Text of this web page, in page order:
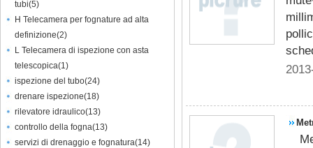
tubi(5)
H Telecamera per fognature ad alta
definizione(2)
L Telecamera di ispezione con asta
telescopica(1)
ispezione del tubo(24)
drenare ispezione(18)
rilevatore idraulico(13)
controllo della fogna(13)
servizi di drenaggio e fognatura(14)